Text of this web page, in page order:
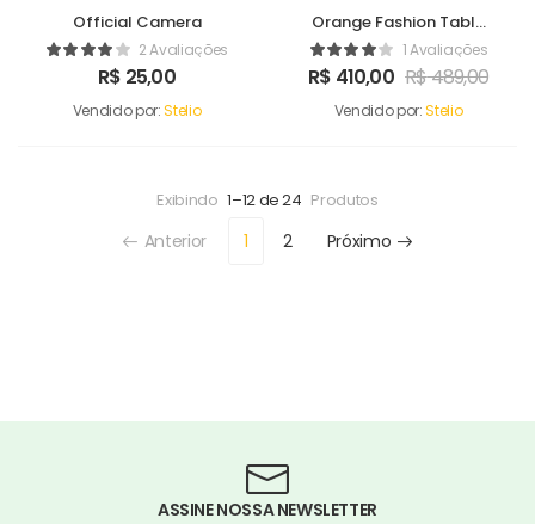
Official Camera
2 Avaliações
R$ 25,00
Vendido por:Stelio
Orange Fashion Table
Sound Maker
1 Avaliações
R$ 410,00 R$489,00
Vendido por:Stelio
Exibindo 1–12 de 24 Produtos
Anterior 1 2 Próximo
ASSINE NOSSA NEWSLETTER